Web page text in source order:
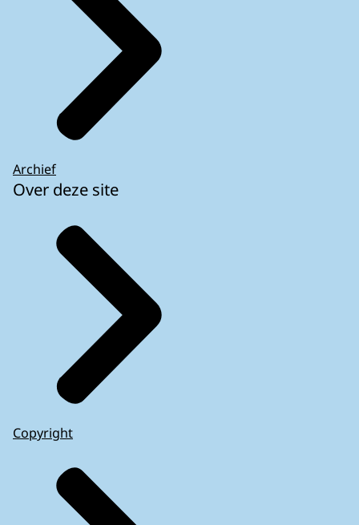
Archief
Over deze site
Copyright